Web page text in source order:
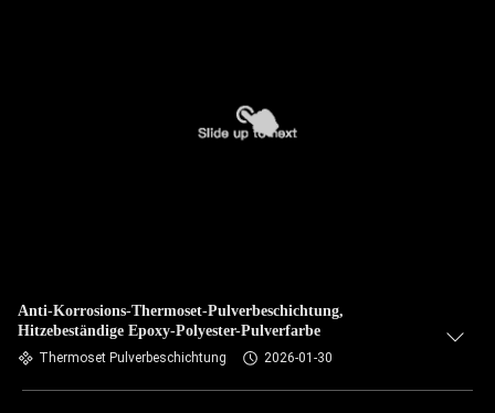
Anti-Korrosions-Thermoset-Pulverbeschichtung,
Hitzebeständige Epoxy-Polyester-Pulverfarbe
Thermoset Pulverbeschichtung 2026-01-30